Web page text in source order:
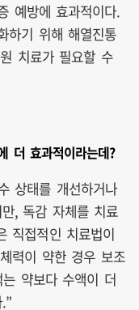
예방에 효과적이다.
하기 위해 해열진통
치료가 필요할 수
더 효과적이라는데?
상태를 개선하거나
, 독감 자체를 치료
직접적인 치료법이
력이 약한 경우 보조
약보다 수액이 더